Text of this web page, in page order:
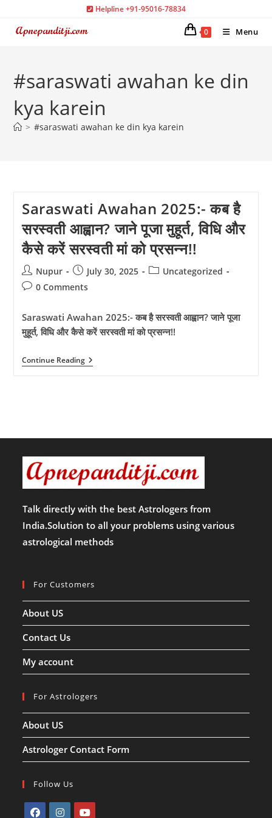
content
Helpline +91-95016-78834
0 Menu
#saraswati awahan ke din
kya karein
> #saraswati awahan ke din kya karein
Saraswati Awahan 2025:- कब है
सरस्वती आह्वान? जाने पूजा मुहूर्त, विधि और
कैसे करें सरस्वती मां को प्रसन्न!!
Post
author:
Nupur
Post
published:
July 30, 2025
PostUncategorized
Post0 Comments
Saraswati Awahan 2025:- कब है सरस्वती आह्वान? जाने पूजा
मुहूर्त, विधि और कैसे करें सरस्वती मां को प्रसन्न!!
Continue ReadingSaraswati
Awahan
पूजा
विधि
और
कैसे
करें
मां
को
प्रसन्न!!
Talk directly with the best Astrologers from
India.Solution to all your problems using various
astrological methods
For Customers
About US
Contact Us
My account
For Astrologers
About US
Astrologer Contact Form
Follow Us